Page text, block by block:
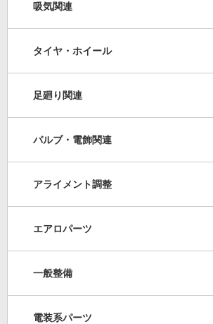
吸気関連
タイヤ・ホイール
足廻り関連
バルブ・電飾関連
アライメント調整
エアロパーツ
一般整備
電装系パーツ